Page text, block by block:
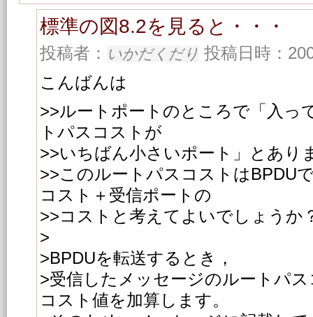
標準の図8.2を見ると・・・
投稿者： いかだくだり 投稿日時：
こんばんは
>>ルートポートのところで「入っ
トパスコストが
>>いちばん小さいポート」とあり
>>このルートパスコストはBPDU
コスト＋受信ポートの
>>コストと考えてよいでしょうか
>
>BPDUを転送するとき，
>受信したメッセージのルートパ
コスト値を加算します。